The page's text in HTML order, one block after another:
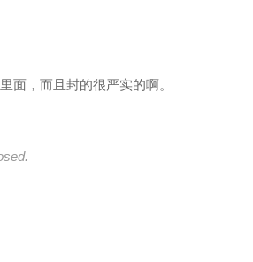
面，而且封的很严实的啊。